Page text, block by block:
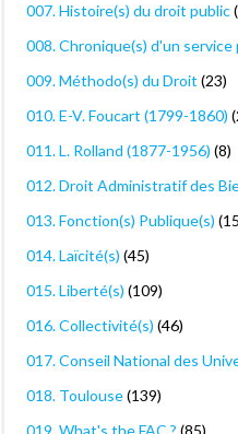
007. Histoire(s) du droit public
008. Chronique(s) d'un
009. Méthodo(s) du Droit (23)
010. E-V. Foucart (1799-1860)
011. L. Rolland (1877-1956) (8)
012. Droit Administratif des
013. Fonction(s) Publique(s)
014. Laïcité(s) (45)
015. Liberté(s) (109)
016. Collectivité(s) (46)
017. Conseil National des
018. Toulouse(139)